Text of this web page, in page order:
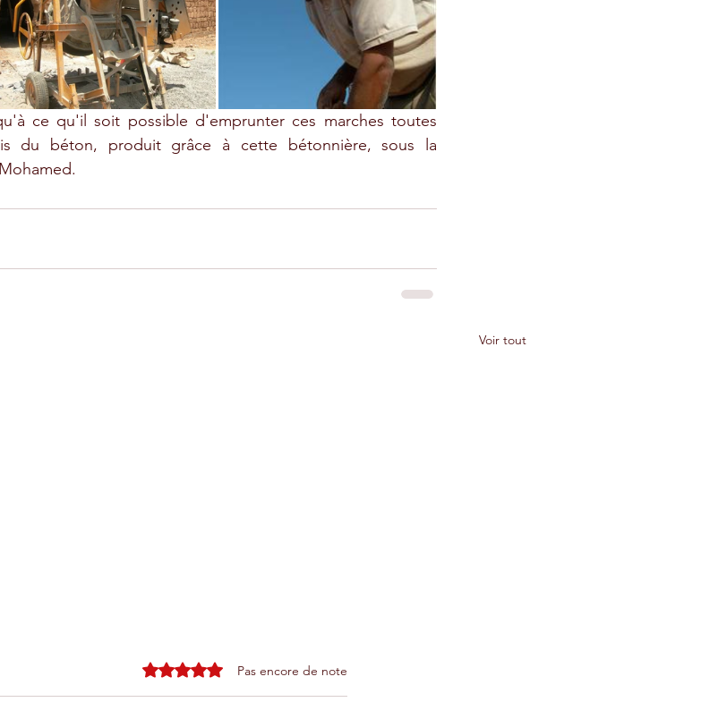
ce qu'il soit possible d'emprunter ces marches toutes
du béton, produit grâce à cette bétonnière, sous la
Voir tout
Noté 0 étoile sur 5.Pas encore de note